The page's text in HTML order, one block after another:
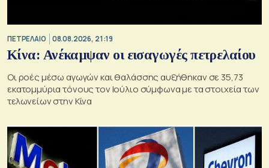
ΠΕΤΡΕΛΑΙΟ 08.08.2026, 21:19
Κίνα: Ανέκαμψαν οι εισαγωγές πετρελαίου
Οι ροές μέσω αγωγών και θαλάσσης αυξήθηκαν σε 35,73
εκατομμύρια τόνους τον Ιούλιο σύμφωνα με τα στοιχεία των
τελωνείων στην Κίνα